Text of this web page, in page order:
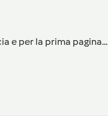
e per la prima pagina...